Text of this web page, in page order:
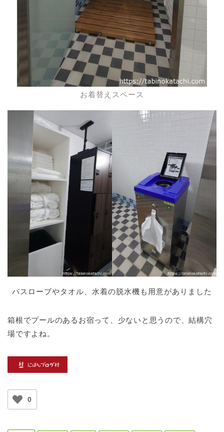
お着替えスペース
バスローブやタオル、水着の脱水機も用意がありました
箱根でプールのあるお宿って、少ないと思うので、結構穴
場ですよね。
0